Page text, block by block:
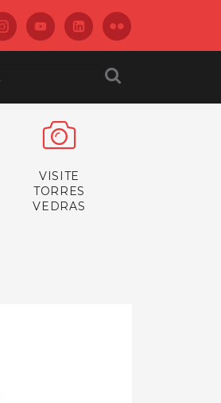
VISITE
TORRES
VEDRAS